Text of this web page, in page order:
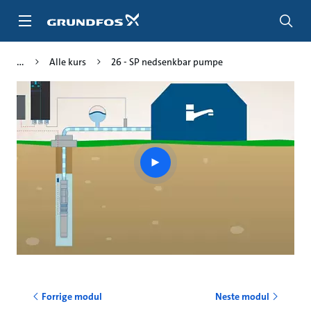
Alle kurs 26 - SP nedsenkbar pumpe
Play
video
Forrige modul Neste modul